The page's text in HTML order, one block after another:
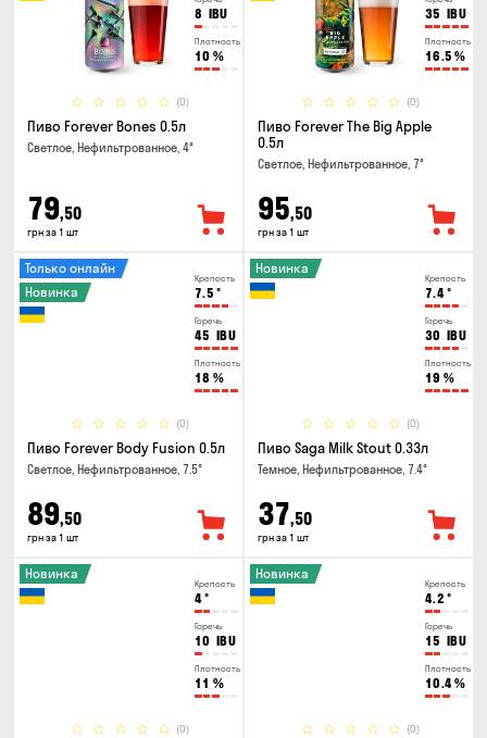
8 IBU
Плотность
10 %
(0)
Пиво Forever Bones 0.5л
Светлое, Нефильтрованное, 4°
79,50
грн за 1 шт
35 IBU
Плотность
16.5 %
(0)
Пиво Forever The Big Apple
0.5л
Светлое, Нефильтрованное, 7°
95,50
грн за 1 шт
Крепость
7.5 °
Горечь
45 IBU
Плотность
18 %
(0)
Только онлайн
Новинка
Пиво Forever Body Fusion 0.5л
Светлое, Нефильтрованное, 7.5°
89,50
грн за 1 шт
Крепость
7.4°
Горечь
30 IBU
Плотность
19 %
(0)
Новинка
Пиво Saga Milk Stout 0.33л
Темное, Нефильтрованное, 7.4°
37,50
грн за 1 шт
Крепость
4°
Горечь
10 IBU
Плотность
11 %
(0)
Новинка
Крепость
4.2 °
Горечь
15 IBU
Плотность
10.4%
(0)
Новинка